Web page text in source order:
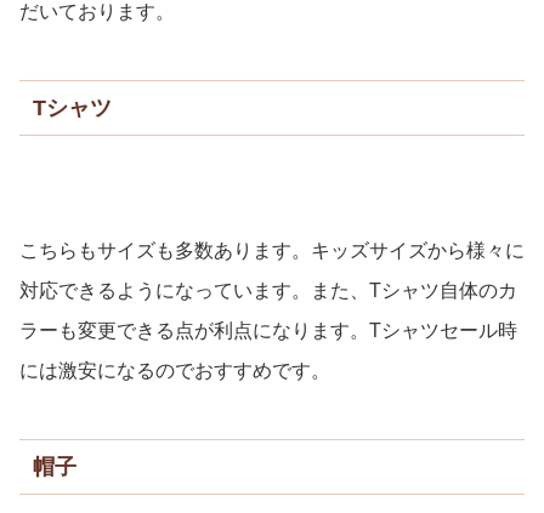
だいております。
Tシャツ
こちらもサイズも多数あります。キッズサイズから様々に
対応できるようになっています。また、Tシャツ自体のカ
ラーも変更できる点が利点になります。Tシャツセール時
には激安になるのでおすすめです。
帽子